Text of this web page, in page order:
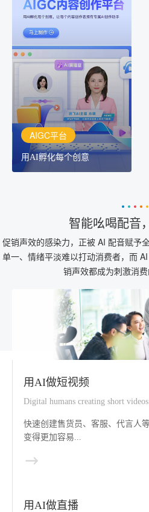
AIGC平台
用AI孵化每个创意
AIGC平台
用AI孵化每个创意
讯飞AIGC平台：让每个创
作者都拥有自己的专注AI
创作助手
智能吆喝配音
促销声效的感染力，正被 AI 配音赋予
单一、情绪平淡难以打动消费者，而
销声效都成为刺激消费
用AI做短视频
Digital humans creating short videos
快速创建售货员、客服、代言人
变得更加容易...
用AI做直播